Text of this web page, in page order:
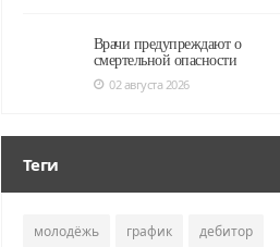
Врачи предупреждают о
смертельной опасности
02 августа 2026
Теги
молодёжь график дебитор